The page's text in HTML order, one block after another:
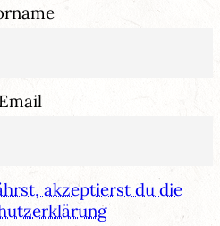
Email
akzeptierst du die